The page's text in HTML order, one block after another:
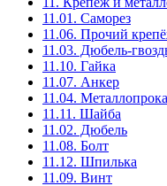
11.01. Саморез
11.06. Прочий
11.03. Дюбель-
11.10. Гайка
11.07. Анкер
11.04.
11.11. Шайба
11.02. Дюбель
11.08. Болт
11.12. Шпилька
11.09. Винт